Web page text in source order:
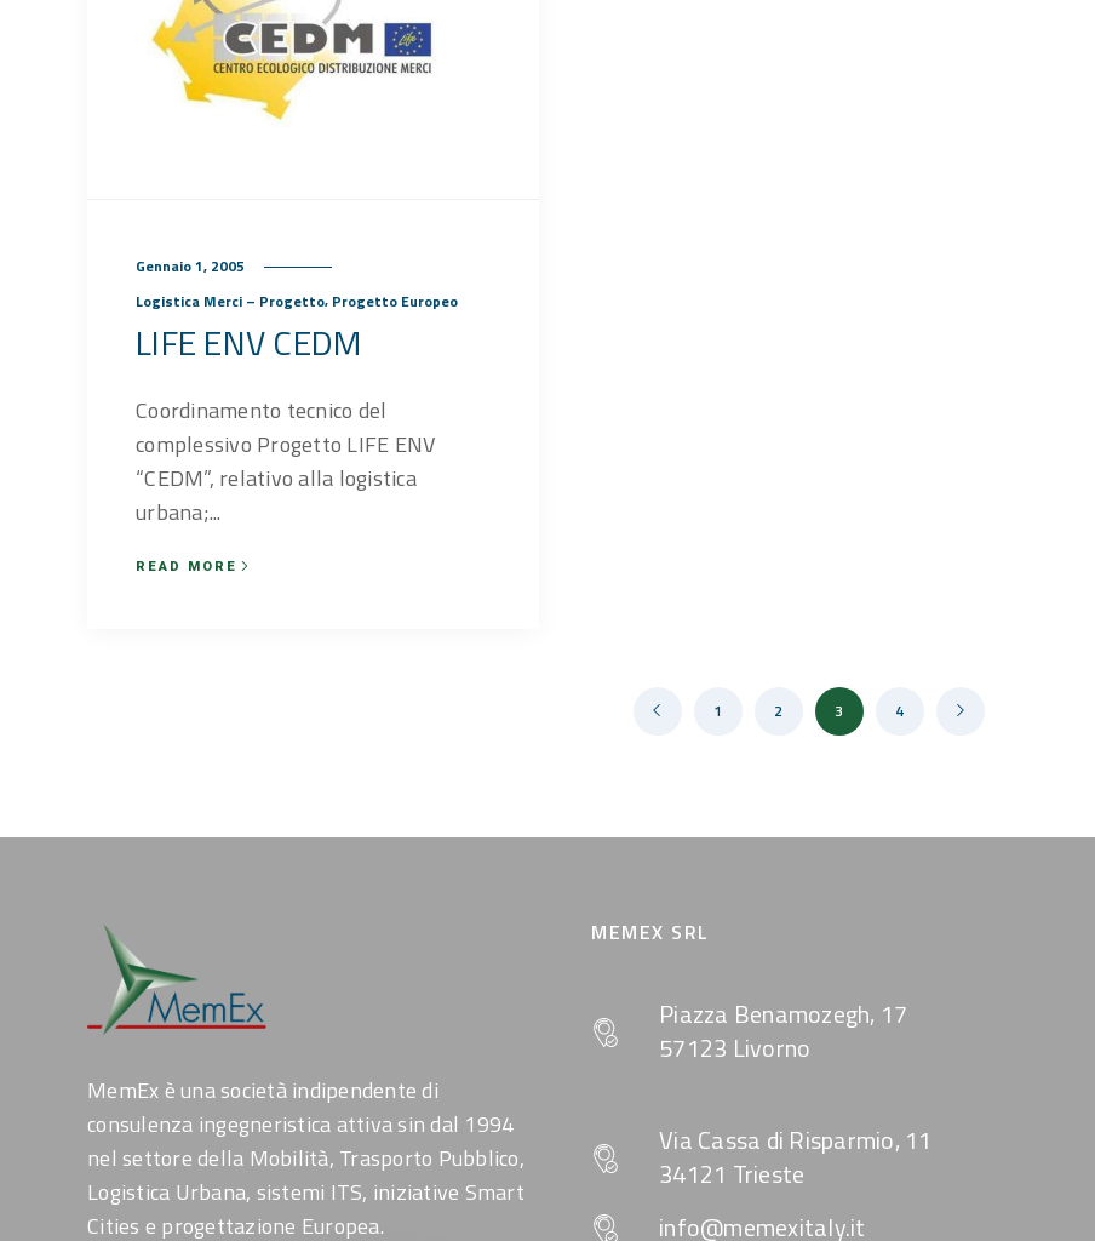
Gennaio 1, 2005
Logistica Merci – Progetto, Progetto Europeo
LIFE ENV CEDM
Coordinamento tecnico del
complessivo Progetto LIFE ENV
“CEDM”, relativo alla logistica
urbana;...
READ MORE
1 2 3 4
MemEx è una società indipendente di
consulenza ingegneristica attiva sin dal 1994
nel settore della Mobilità, Trasporto Pubblico,
Logistica Urbana, sistemi ITS, iniziative Smart
Cities e progettazione Europea.
MEMEX SRL
Piazza Benamozegh, 17
57123 Livorno
Via Cassa di Risparmio, 11
34121 Trieste
info@memexitaly.it